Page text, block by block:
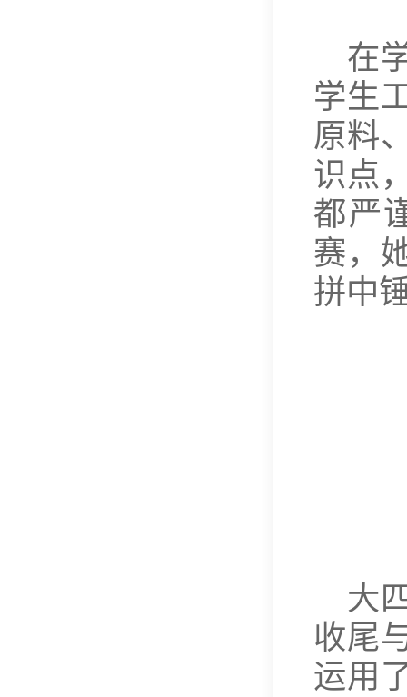
在
学生
原料
识点
都严
赛，
拼中
大
收尾
运用